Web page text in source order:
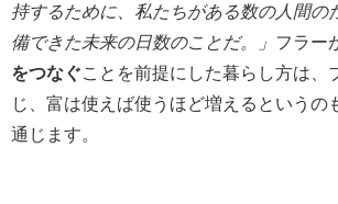
持するために、私たちがある数の人間の
備できた未来の日数のことだ。」 フラー
をつなぐことを前提にした暮らし方は、
じ、富は使えば使うほど増えるというの
通じます。